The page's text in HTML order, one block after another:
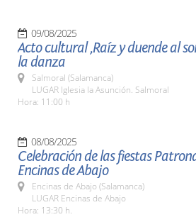
09/08/2025
Acto cultural ,Raíz y duende al
la danza
Salmoral (Salamanca)
LUGAR Iglesia la Asunción. Salmoral
Hora: 11:00 h
08/08/2025
Celebración de las fiestas
Encinas de Abajo
Encinas de Abajo (Salamanca)
LUGAR Encinas de Abajo
Hora: 13:30 h.